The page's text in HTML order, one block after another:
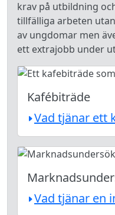
krav på utbildning
tillfälliga arbeten
av ungdomar men
ett extrajobb under
Kafébiträde
Vad tjänar ett
Vad tjänar en